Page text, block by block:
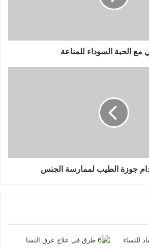
مع الحبة السوداء للمناعة
جوزة الطيب لممارسة الجنس